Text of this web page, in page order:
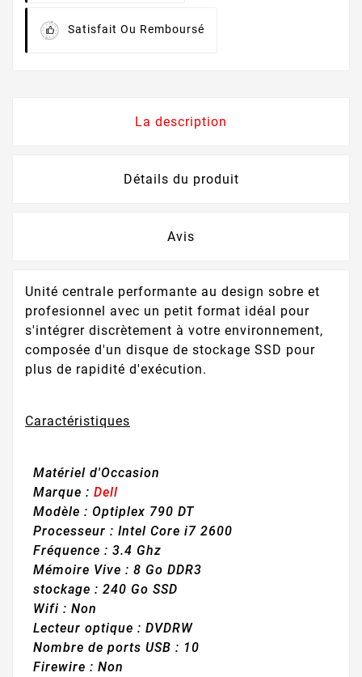
Satisfait Ou Remboursé
La description
Détails du produit
Avis
Unité centrale performante au design sobre et
profesionnel avec un petit format idéal pour
s'intégrer discrètement à votre environnement,
composée d'un disque de stockage SSD pour
plus de rapidité d'exécution.
Caractéristiques
Matériel d'Occasion
Marque : Dell
Modèle : Optiplex 790 DT
Processeur : Intel Core i7 2600
Fréquence : 3.4 Ghz
Mémoire Vive : 8 Go DDR3
stockage : 240 Go SSD
Wifi : Non
Lecteur optique : DVDRW
Nombre de ports USB : 10
Firewire : Non